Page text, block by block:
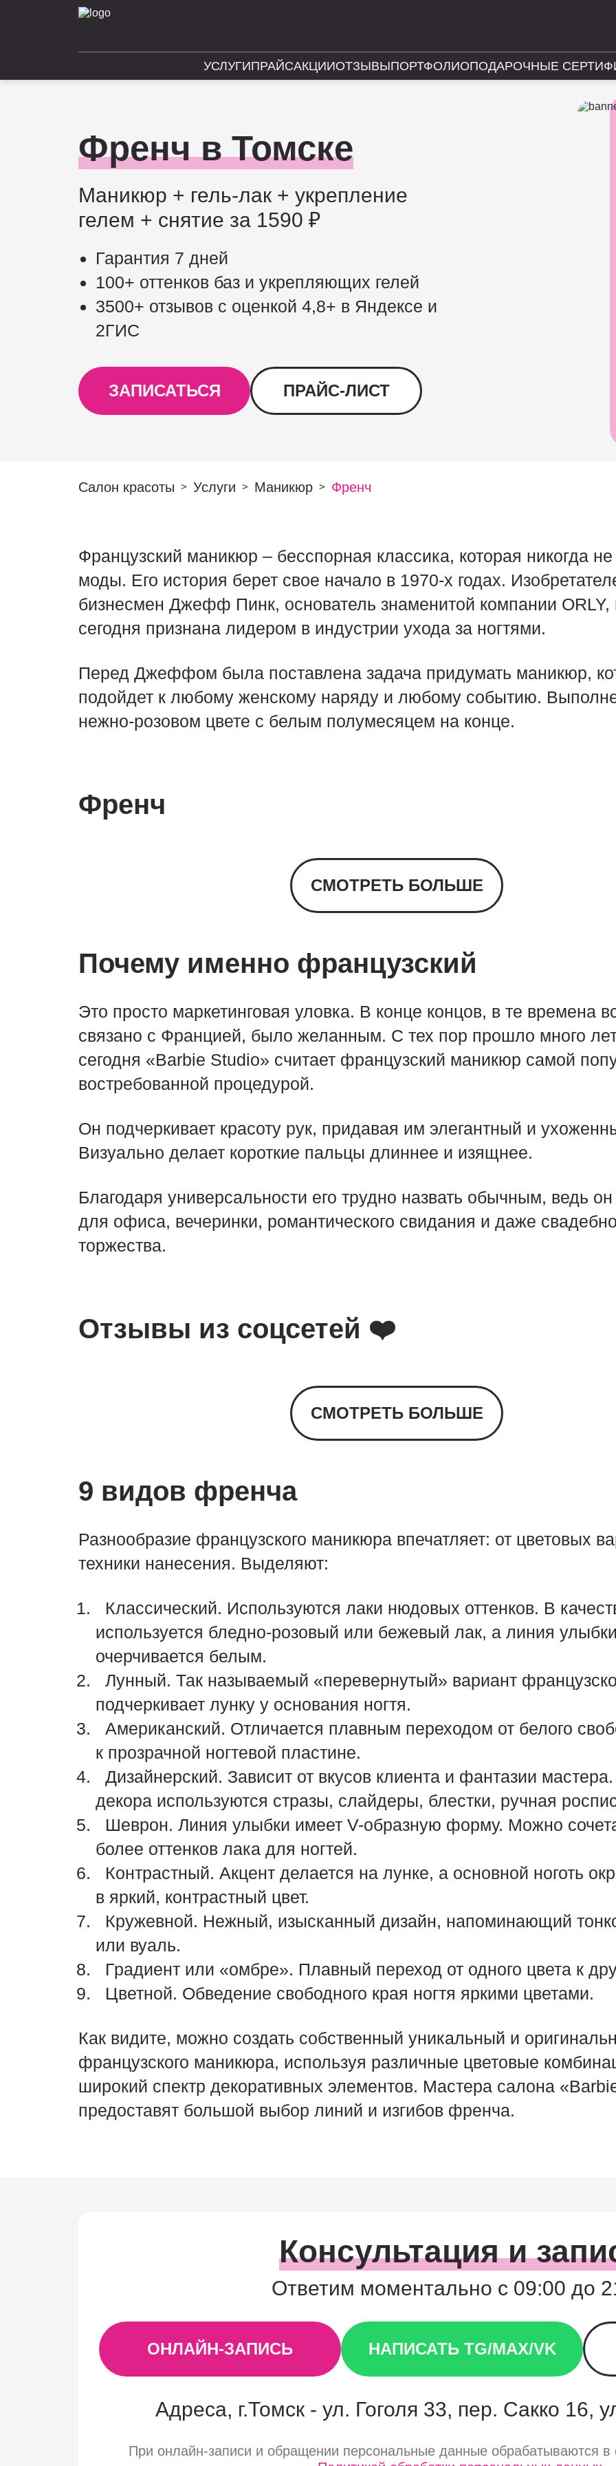
УСЛУГИПРАЙСАКЦИИОТЗЫВЫПОРТФОЛИОПОДАРОЧНЫЕ
Френч в Томске
Маникюр + гель-лак + укрепление
гелем + снятие за 1590 ₽
Гарантия 7 дней
100+ оттенков баз и укрепляющих гелей
3500+ отзывов с оценкой 4,8+ в Яндексе и
2ГИС
ЗАПИСАТЬСЯ ПРАЙС-ЛИСТ
Салон красоты > Услуги > Маникюр > Френч
Французский маникюр – бесспорная классика, которая никогда
моды. Его история берет свое начало в 1970-х годах.
бизнесмен Джефф Пинк, основатель знаменитой компании ORLY,
сегодня признана лидером в индустрии ухода за ногтями.
Перед Джеффом была поставлена задача придумать маникюр,
подойдет к любому женскому наряду и любому событию.
нежно-розовом цвете с белым полумесяцем на конце.
Френч
СМОТРЕТЬ БОЛЬШЕ
Почему именно французский
Это просто маркетинговая уловка. В конце концов, в те времена
связано с Францией, было желанным. С тех пор прошло много
сегодня «Barbie Studio» считает французский маникюр самой
востребованной процедурой.
Он подчеркивает красоту рук, придавая им элегантный и
Визуально делает короткие пальцы длиннее и изящнее.
Благодаря универсальности его трудно назвать обычным, ведь
для офиса, вечеринки, романтического свидания и даже
торжества.
Отзывы из соцсетей ❤️
СМОТРЕТЬ БОЛЬШЕ
9 видов френча
Разнообразие французского маникюра впечатляет: от цветовых
техники нанесения. Выделяют:
Классический. Используются лаки нюдовых оттенков. В
используется бледно-розовый или бежевый лак, а линия улыбки
очерчивается белым.
Лунный. Так называемый «перевернутый» вариант
подчеркивает лунку у основания ногтя.
Американский. Отличается плавным переходом от белого
к прозрачной ногтевой пластине.
Дизайнерский. Зависит от вкусов клиента и фантазии
декора используются стразы, слайдеры, блестки, ручная
Шеврон. Линия улыбки имеет V-образную форму. Можно
более оттенков лака для ногтей.
Контрастный. Акцент делается на лунке, а основной ноготь
в яркий, контрастный цвет.
Кружевной. Нежный, изысканный дизайн, напоминающий
или вуаль.
Градиент или «омбре». Плавный переход от одного цвета к
Цветной. Обведение свободного края ногтя яркими цветами.
Как видите, можно создать собственный уникальный и
французского маникюра, используя различные цветовые
широкий спектр декоративных элементов. Мастера салона
предоставят большой выбор линий и изгибов френча.
Консультация и
Ответим моментально с 09:00 до
ОНЛАЙН-ЗАПИСЬ НАПИСАТЬ TG/MAX/VK
Адреса, г.Томск - ул. Гоголя 33, пер. Сакко 16,
При онлайн-записи и обращении персональные данные обрабатываются в